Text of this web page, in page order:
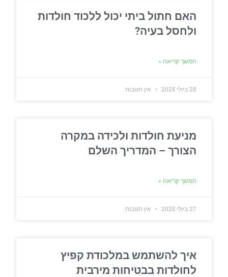
האם חתול ביתי יכול ללכוד חולדות
ולחסל בעיה?
המשך קריאה »
28 ביולי 2025 אין תגובות
מניעת חולדות ולכידה במקרה
הצורך – המדריך השלם
המשך קריאה »
27 ביולי 2025 אין תגובות
איך להשתמש במלכודת קפיץ
לחולדות בבטיחות מירבית